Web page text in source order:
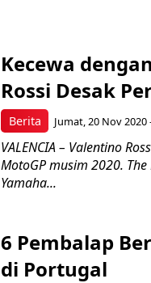
Berita
Kecewa
Rossi Desak
Jumat, 20 Nov 2020
VALENCIA – Valentino
MotoGP musim 2020.
Yamaha...
6 Pembalap
di Portugal